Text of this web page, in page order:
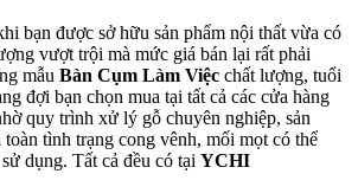
bạn được sở hữu sản phẩm nội thất vừa có
vượt trội mà mức giá bán lại rất phải
mẫu Bàn Cụm Làm Việc chất lượng, tuổi
đợi bạn chọn mua tại tất cả các cửa hàng
quy trình xử lý gỗ chuyên nghiệp, sản
toàn tình trạng cong vênh, mối mọt có thể
dụng. Tất cả đều có tại YCHI